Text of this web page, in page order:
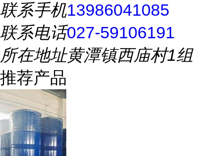
联系手机13986041085
联系电话027-59106191
所在地址黄潭镇西庙村1组
推荐产品